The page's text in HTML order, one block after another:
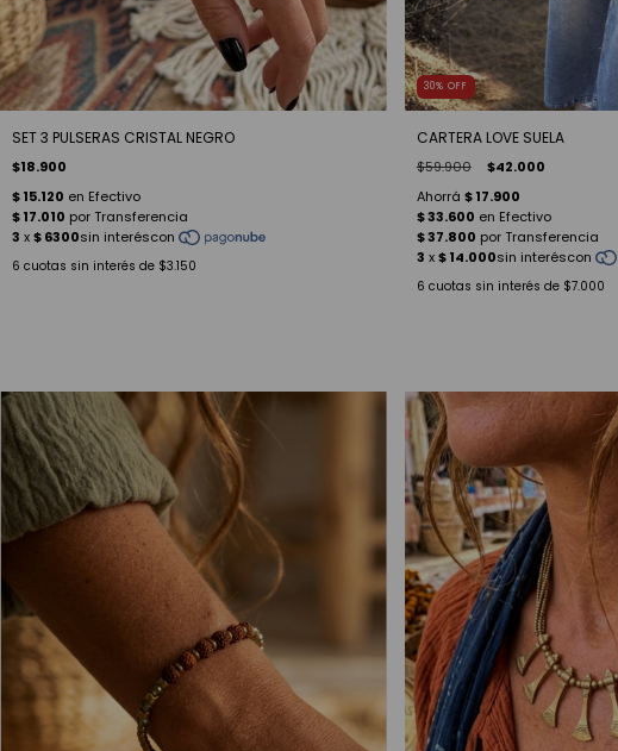
SET 3 PULSERAS CRISTAL NEGRO
$18.900
6 cuotas sin interés de $3.150
30% OFF
CARTERA LOVE SUELA
$59.900 $42.000
6 cuotas sin interés de $7.000